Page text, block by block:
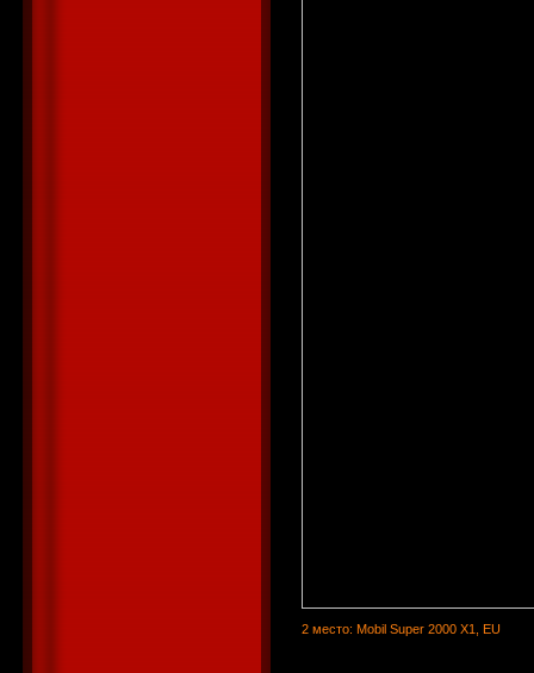
2 место: Mobil Super 2000 X1, EU